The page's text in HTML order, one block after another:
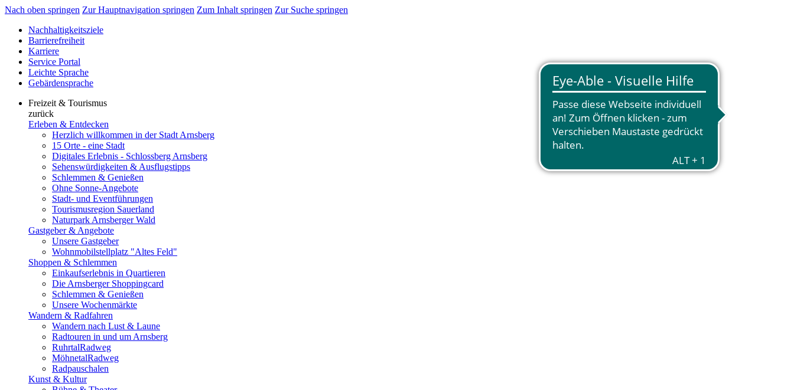
Nach oben springen Zur Hauptnavigation springen Zum Inhalt springen Zur Suche springen
Nachhaltigkeitsziele
Barrierefreiheit
Karriere
Service Portal
Leichte Sprache
Gebärdensprache
Freizeit & Tourismus
zurück
Erleben & Entdecken
Herzlich willkommen in der Stadt Arnsberg
15 Orte - eine Stadt
Digitales Erlebnis - Schlossberg Arnsberg
Sehenswürdigkeiten & Ausflugstipps
Schlemmen & Genießen
Ohne Sonne-Angebote
Stadt- und Eventführungen
Tourismusregion Sauerland
Naturpark Arnsberger Wald
Gastgeber & Angebote
Unsere Gastgeber
Wohnmobilstellplatz "Altes Feld"
Shoppen & Schlemmen
Einkaufserlebnis in Quartieren
Die Arnsberger Shoppingcard
Schlemmen & Genießen
Unsere Wochenmärkte
Wandern & Radfahren
Wandern nach Lust & Laune
Radtouren in und um Arnsberg
RuhrtalRadweg
MöhnetalRadweg
Radpauschalen
Kunst & Kultur